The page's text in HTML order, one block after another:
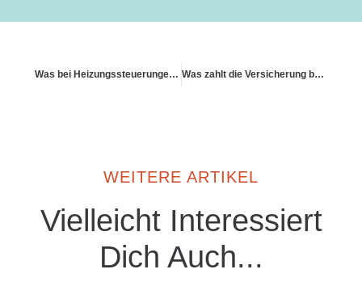
Was bei Heizungssteuerungen per App zu beachten ist Was zahlt die Versicherung bei Feuer
WEITERE ARTIKEL
Vielleicht Interessiert
Dich Auch...